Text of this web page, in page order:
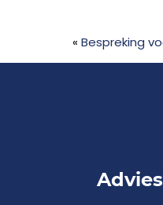
« Bespreking